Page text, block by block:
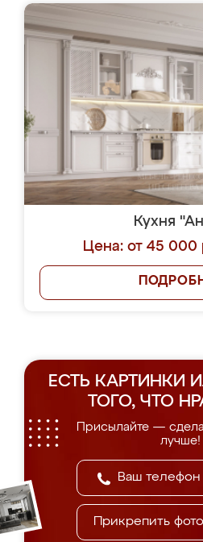
Кухня
Цена: от 45 000
ЕСТЬ КАРТИНКИ
ТОГО, ЧТО
Присылайте —
лучше!
Прикрепить фото